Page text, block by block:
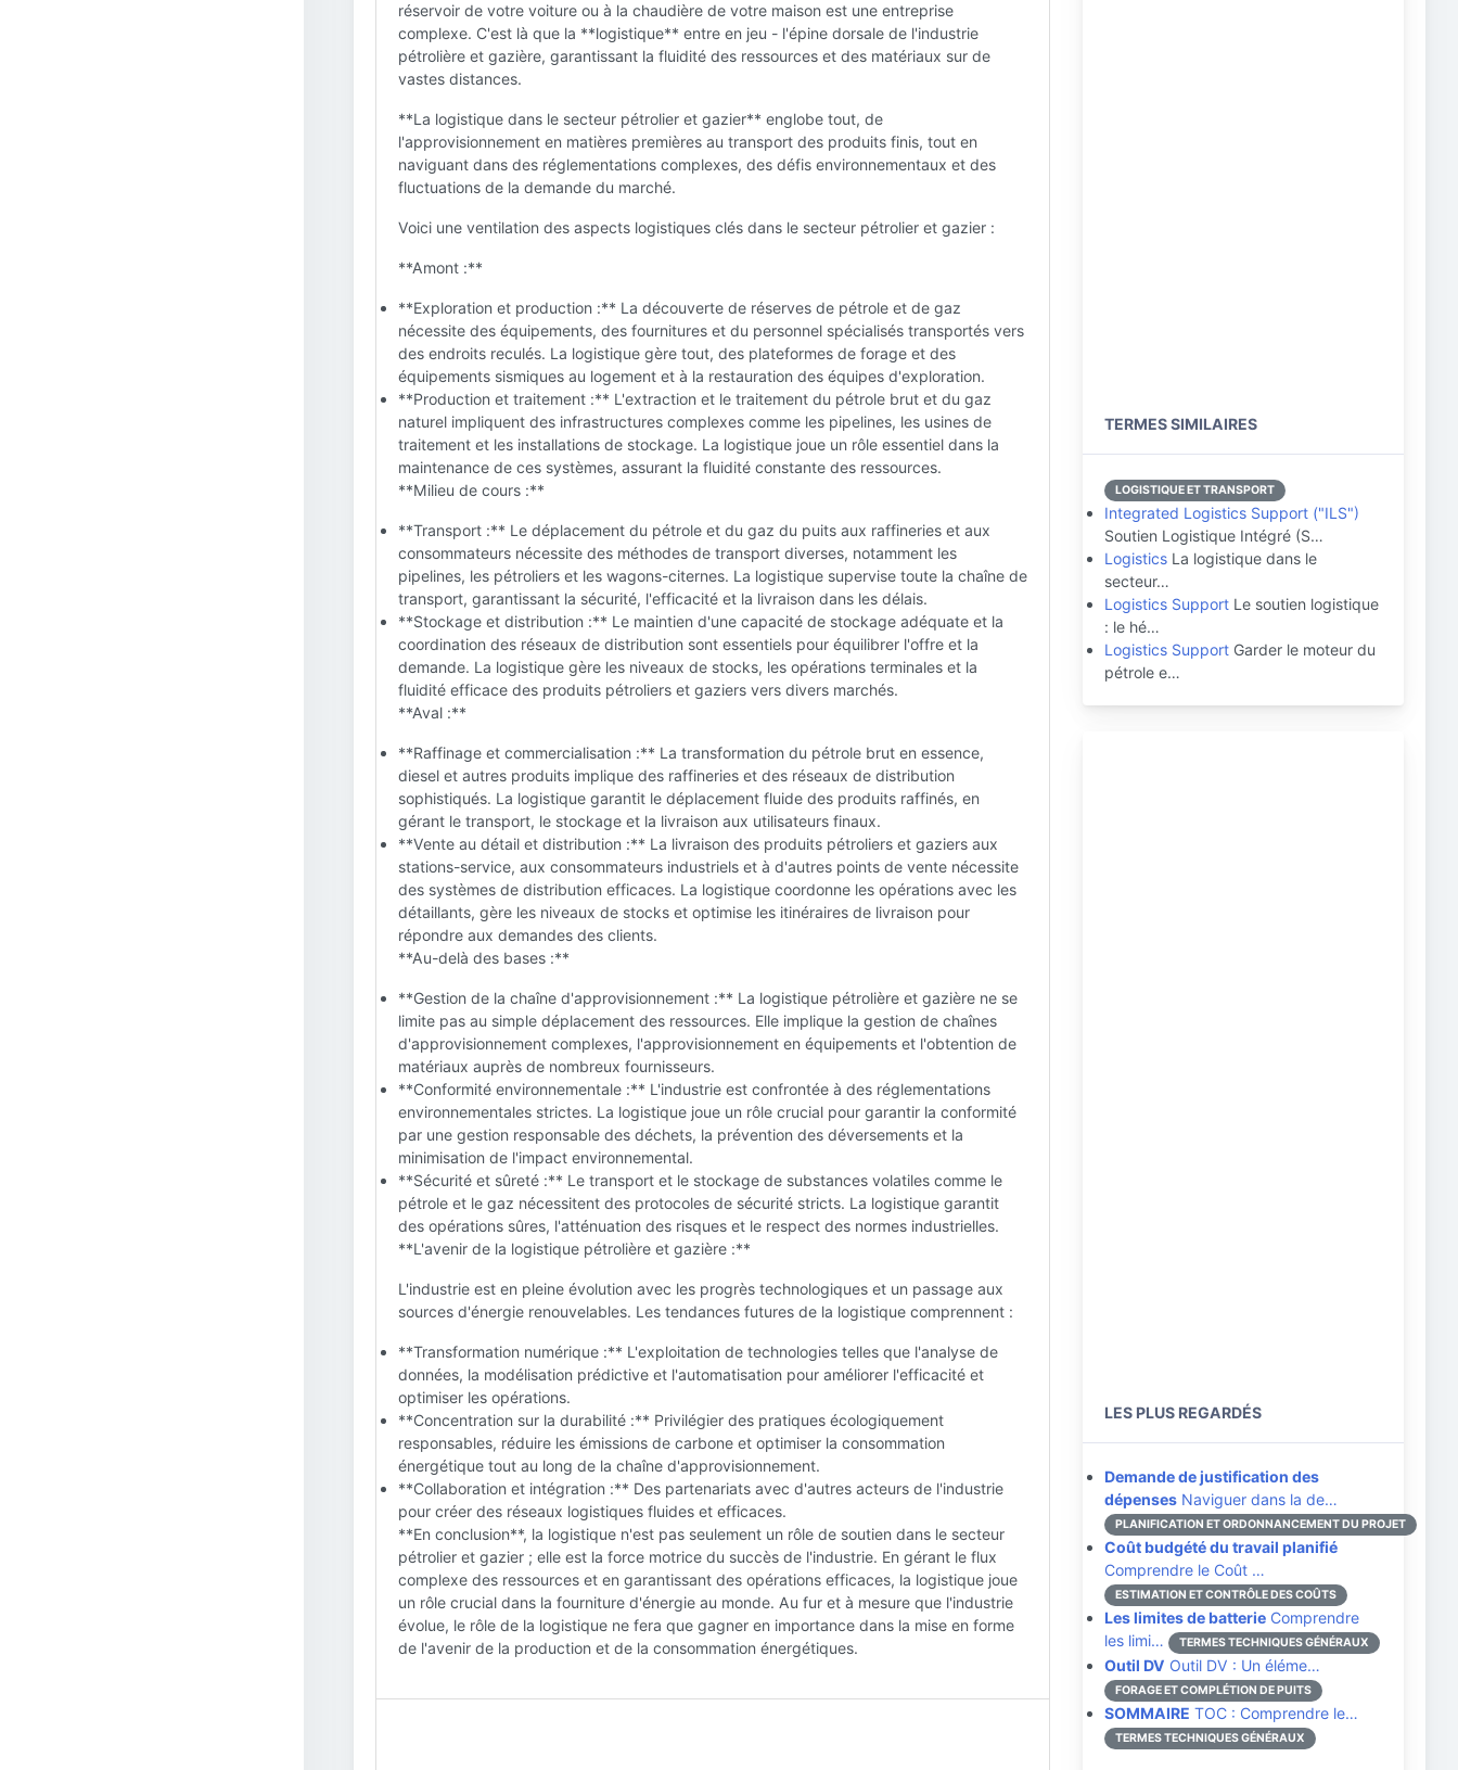
réservoir de votre voiture ou à la chaudière de votre maison est une entreprise
complexe. C'est là que la **logistique** entre en jeu - l'épine dorsale de l'industrie
pétrolière et gazière, garantissant la fluidité des ressources et des matériaux sur de
vastes distances.
**La logistique dans le secteur pétrolier et gazier** englobe tout, de
l'approvisionnement en matières premières au transport des produits finis, tout en
naviguant dans des réglementations complexes, des défis environnementaux et des
fluctuations de la demande du marché.
Voici une ventilation des aspects logistiques clés dans le secteur pétrolier et gazier :
**Amont :**
**Exploration et production :** La découverte de réserves de pétrole et de gaz
nécessite des équipements, des fournitures et du personnel spécialisés transportés vers
des endroits reculés. La logistique gère tout, des plateformes de forage et des
équipements sismiques au logement et à la restauration des équipes d'exploration.
**Production et traitement :** L'extraction et le traitement du pétrole brut et du gaz
naturel impliquent des infrastructures complexes comme les pipelines, les usines de
traitement et les installations de stockage. La logistique joue un rôle essentiel dans la
maintenance de ces systèmes, assurant la fluidité constante des ressources.
**Milieu de cours :**
**Transport :** Le déplacement du pétrole et du gaz du puits aux raffineries et aux
consommateurs nécessite des méthodes de transport diverses, notamment les
pipelines, les pétroliers et les wagons-citernes. La logistique supervise toute la chaîne de
transport, garantissant la sécurité, l'efficacité et la livraison dans les délais.
**Stockage et distribution :** Le maintien d'une capacité de stockage adéquate et la
coordination des réseaux de distribution sont essentiels pour équilibrer l'offre et la
demande. La logistique gère les niveaux de stocks, les opérations terminales et la
fluidité efficace des produits pétroliers et gaziers vers divers marchés.
**Aval :**
**Raffinage et commercialisation :** La transformation du pétrole brut en essence,
diesel et autres produits implique des raffineries et des réseaux de distribution
sophistiqués. La logistique garantit le déplacement fluide des produits raffinés, en
gérant le transport, le stockage et la livraison aux utilisateurs finaux.
**Vente au détail et distribution :** La livraison des produits pétroliers et gaziers aux
stations-service, aux consommateurs industriels et à d'autres points de vente nécessite
des systèmes de distribution efficaces. La logistique coordonne les opérations avec les
détaillants, gère les niveaux de stocks et optimise les itinéraires de livraison pour
répondre aux demandes des clients.
**Au-delà des bases :**
**Gestion de la chaîne d'approvisionnement :** La logistique pétrolière et gazière ne se
limite pas au simple déplacement des ressources. Elle implique la gestion de chaînes
d'approvisionnement complexes, l'approvisionnement en équipements et l'obtention de
matériaux auprès de nombreux fournisseurs.
**Conformité environnementale :** L'industrie est confrontée à des réglementations
environnementales strictes. La logistique joue un rôle crucial pour garantir la conformité
par une gestion responsable des déchets, la prévention des déversements et la
minimisation de l'impact environnemental.
**Sécurité et sûreté :** Le transport et le stockage de substances volatiles comme le
pétrole et le gaz nécessitent des protocoles de sécurité stricts. La logistique garantit
des opérations sûres, l'atténuation des risques et le respect des normes industrielles.
**L'avenir de la logistique pétrolière et gazière :**
L'industrie est en pleine évolution avec les progrès technologiques et un passage aux
sources d'énergie renouvelables. Les tendances futures de la logistique comprennent :
**Transformation numérique :** L'exploitation de technologies telles que l'analyse de
données, la modélisation prédictive et l'automatisation pour améliorer l'efficacité et
optimiser les opérations.
**Concentration sur la durabilité :** Privilégier des pratiques écologiquement
responsables, réduire les émissions de carbone et optimiser la consommation
énergétique tout au long de la chaîne d'approvisionnement.
**Collaboration et intégration :** Des partenariats avec d'autres acteurs de l'industrie
pour créer des réseaux logistiques fluides et efficaces.
**En conclusion**, la logistique n'est pas seulement un rôle de soutien dans le secteur
pétrolier et gazier ; elle est la force motrice du succès de l'industrie. En gérant le flux
complexe des ressources et en garantissant des opérations efficaces, la logistique joue
un rôle crucial dans la fourniture d'énergie au monde. Au fur et à mesure que l'industrie
évolue, le rôle de la logistique ne fera que gagner en importance dans la mise en forme
de l'avenir de la production et de la consommation énergétiques.
TERMES SIMILAIRES
LOGISTIQUE ET TRANSPORT
Integrated Logistics Support ("ILS")
Soutien Logistique Intégré (S…
Logistics La logistique dans le
secteur…
Logistics Support Le soutien logistique
: le hé…
Logistics Support Garder le moteur du
pétrole e…
LES PLUS REGARDÉS
Demande de justification des
dépenses Naviguer dans la de…
PLANIFICATION ET ORDONNANCEMENT DU PROJET
Coût budgété du travail planifié
Comprendre le Coût …
ESTIMATION ET CONTRÔLE DES COÛTS
Les limites de batterie Comprendre
les limi…
TERMES TECHNIQUES GÉNÉRAUX
Outil DV Outil DV : Un éléme…
FORAGE ET COMPLÉTION DE PUITS
SOMMAIRE TOC : Comprendre le…
TERMES TECHNIQUES GÉNÉRAUX